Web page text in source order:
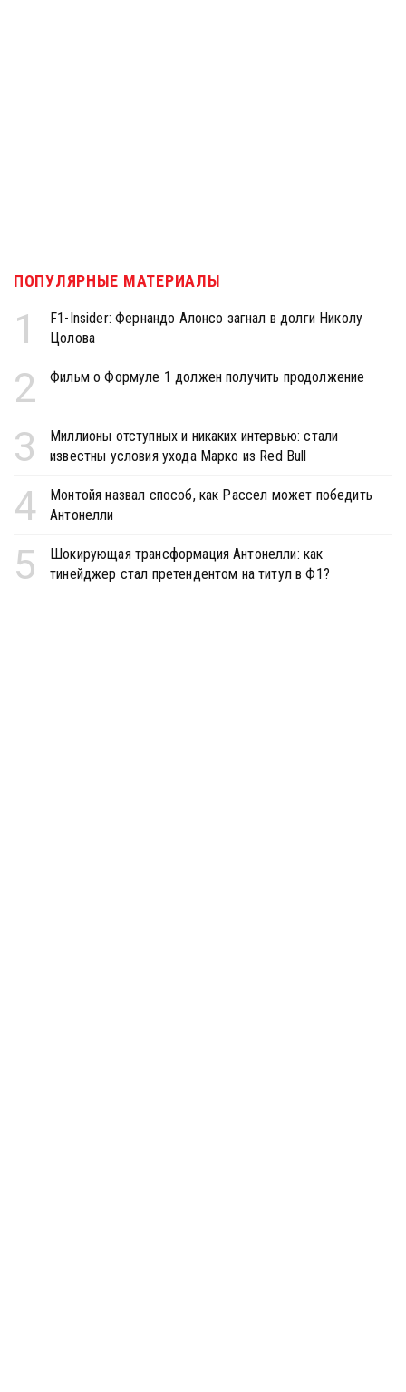
ПОПУЛЯРНЫЕ МАТЕРИАЛЫ
1
F1-Insider: Фернандо Алонсо загнал в долги Николу
Цолова
2 Фильм о Формуле 1 должен получить продолжение
3
Миллионы отступных и никаких интервью: стали
известны условия ухода Марко из Red Bull
4
Монтойя назвал способ, как Рассел может победить
Антонелли
5
Шокирующая трансформация Антонелли: как
тинейджер стал претендентом на титул в Ф1?